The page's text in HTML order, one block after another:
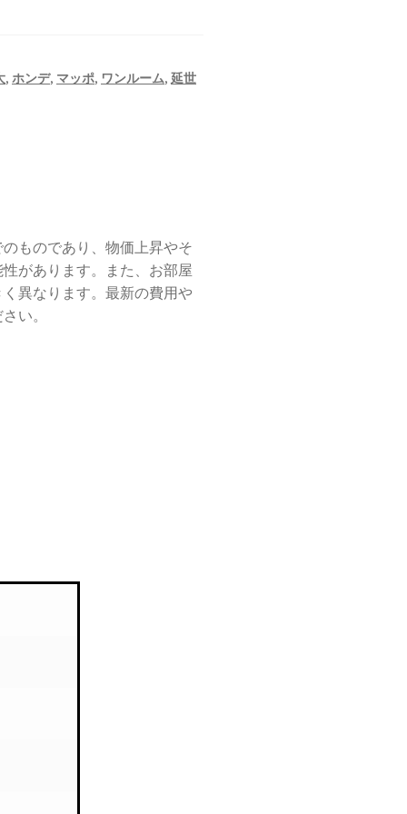
, ホンデ, マッポ, ワンルーム, 延世
ものであり、物価上昇やそ
があります。また、お部屋
異なります。最新の費用や
い。